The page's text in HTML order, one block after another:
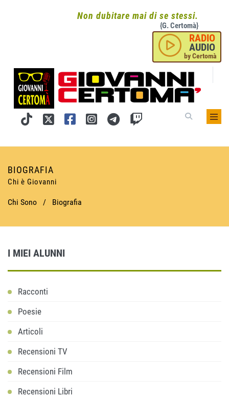
Non dubitare mai di se stessi.
{G. Certomà}
RADIO
AUDIO
by Certomà
BIOGRAFIA
Chi è Giovanni
Chi Sono / Biografia
I MIEI ALUNNI
Racconti
Poesie
Articoli
Recensioni TV
Recensioni Film
Recensioni Libri